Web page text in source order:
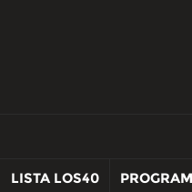
LISTA LOS40